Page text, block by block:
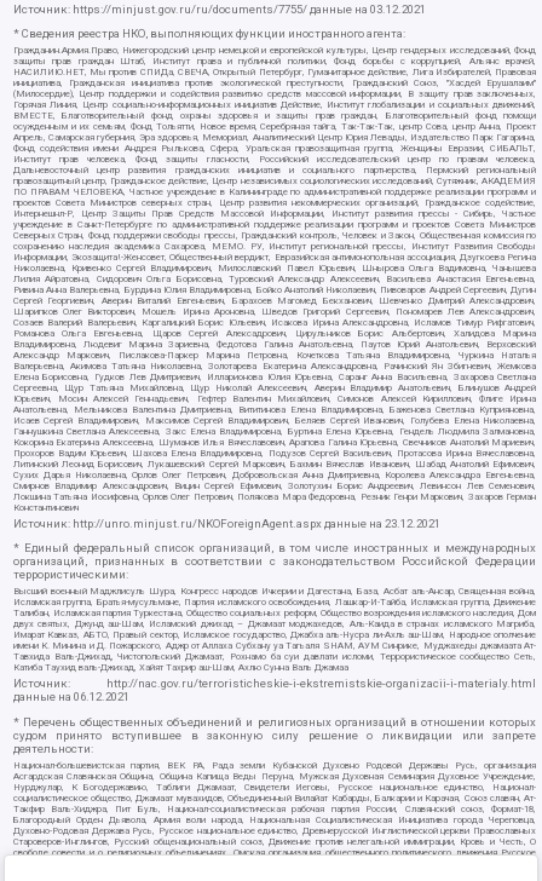
Источник: https://minjust.gov.ru/ru/documents/7755/данные на 03.12.2021
* Сведения реестра НКО, выполняющих функции иностранного агента:
Гражданин.Армия.Право, Нижегородский центр немецкой и европейской культуры, Центр гендерных исследований, Фонд
защиты прав граждан Штаб, Институт права и публичной политики, Фонд борьбы с коррупцией, Альянс врачей,
НАСИЛИЮ.НЕТ, Мы против СПИДа, СВЕЧА, Открытый Петербург, Гуманитарное действие, Лига Избирателей, Правовая
инициатива, Гражданская инициатива против экологической преступности, Гражданский Союз, "Хасдей Ерушалаим"
(Милосердие), Центр поддержки и содействия развитию средств массовой информации, В защиту прав заключенных,
Горячая Линия, Центр социально-информационных инициатив Действие, Институт глобализации и социальных движений,
ВМЕСТЕ, Благотворительный фонд охраны здоровья и защиты прав граждан, Благотворительный фонд помощи
осужденным и их семьям, Фонд Тольятти, Новое время, Серебряная тайга, Так-Так-Так, центр Сова, центр Анна, Проект
Апрель, Самарская губерния, Эра здоровья, Мемориал, Аналитический Центр Юрия Левады, Издательство Парк Гагарина,
Фонд содействия имени Андрея Рылькова, Сфера, Уральская правозащитная группа, Женщины Евразии, СИБАЛЬТ,
Институт прав человека, Фонд защиты гласности, Российский исследовательский центр по правам человека,
Дальневосточный центр развития гражданских инициатив и социального партнерства, Пермский региональный
правозащитный центр, Гражданское действие, Центр независимых социологических исследований, Сутяжник, АКАДЕМИЯ
ПО ПРАВАМ ЧЕЛОВЕКА, Частное учреждение в Калининграде по административной поддержке реализации программ и
проектов Совета Министров северных стран, Центр развития некоммерческих организаций, Гражданское содействие,
Интернешнл-Р, Центр Защиты Прав Средств Массовой Информации, Институт развития прессы - Сибирь, Частное
учреждение в Санкт-Петербурге по административной поддержке реализации программ и проектов Совета Министров
Северных Стран, Фонд поддержки свободы прессы, Гражданский контроль, Человек и Закон, Общественная комиссия по
сохранению наследия академика Сахарова, МЕМО. РУ, Институт региональной прессы, Институт Развития Свободы
Информации, Экозащита!-Женсовет, Общественный вердикт, Евразийская антимонопольная ассоциация, Дзугкоева Регина
Николаевна, Кривенко Сергей Владимирович, Милославский Павел Юрьевич, Шнырова Ольга Вадимовна, Чанышева
Лилия Айратовна, Сидорович Ольга Борисовна, Туровский Александр Алексеевич, Васильева Анастасия Евгеньевна,
Ривина Анна Валерьевна, Бурдина Юлия Владимировна, Бойко Анатолий Николаевич, Пивоваров Андрей Сергеевич, Дугин
Сергей Георгиевич, Аверин Виталий Евгеньевич, Барахоев Магомед Бекханович, Шевченко Дмитрий Александрович,
Шарипков Олег Викторович, Мошель Ирина Ароновна, Шведов Григорий Сергеевич, Пономарев Лев Александрович,
Созаев Валерий Валерьевич, Каргалицкий Борис Юльевич, Исакова Ирина Александровна, Исламов Тимур Рифгатович,
Романова Ольга Евгеньевна, Щаров Сергей Алексадрович, Цирульников Борис Альбертович, Халидова Марина
Владимировна, Людевиг Марина Зариевна, Федотова Галина Анатольевна, Паутов Юрий Анатольевич, Верховский
Александр Маркович, Пислакова-Паркер Марина Петровна, Кочеткова Татьяна Владимировна, Чуркина Наталья
Валерьевна, Акимова Татьяна Николаевна, Золотарева Екатерина Александровна, Рачинский Ян Збигневич, Жемкова
Елена Борисовна, Гудков Лев Дмитриевич, Илларионова Юлия Юрьевна, Саранг Анна Васильевна, Захарова Светлана
Сергеевна, Щур Татьяна Михайловна, Щур Николай Алексеевич, Аверин Владимир Анатольевич, Блинушов Андрей
Юрьевич, Мосин Алексей Геннадьевич, Гефтер Валентин Михайлович, Симонов Алексей Кириллович, Флиге Ирина
Анатольевна, Мельникова Валентина Дмитриевна, Вититинова Елена Владимировна, Баженова Светлана Куприяновна,
Исаев Сергей Владимирович, Максимов Сергей Владимирович, Беляев Сергей Иванович, Голубева Елена Николаевна,
Ганнушкина Светлана Алексеевна, Закс Елена Владимировна, Буртина Елена Юрьевна, Гендель Людмила Залмановна,
Кокорина Екатерина Алексеевна, Шуманов Илья Вячеславович, Арапова Галина Юрьевна, Свечников Анатолий Мариевич,
Прохоров Вадим Юрьевич, Шахова Елена Владимировна, Подузов Сергей Васильевич, Протасова Ирина Вячеславовна,
Литинский Леонид Борисович, Лукашевский Сергей Маркович, Бахмин Вячеслав Иванович, Шабад Анатолий Ефимович,
Сухих Дарья Николаевна, Орлов Олег Петрович, Добровольская Анна Дмитриевна, Королева Александра Евгеньевна,
Смирнов Владимир Александрович, Вицин Сергей Ефимович, Золотухин Борис Андреевич, Левинсон Лев Семенович,
Локшина Татьяна Иосифовна, Орлов Олег Петрович, Полякова Мара Федоровна, Резник Генри Маркович, Захаров Герман
Константинович
Источник: http://unro.minjust.ru/NKOForeignAgent.aspxданные на 23.12.2021
* Единый федеральный список организаций, в том числе иностранных и международных
организаций, признанных в соответствии с законодательством Российской Федерации
террористическими:
Высший военный Маджлисуль Шура, Конгресс народов Ичкерии и Дагестана, База, Асбат аль-Ансар, Священная война,
Исламская группа, Братья-мусульмане, Партия исламского освобождения, Лашкар-И-Тайба, Исламская группа, Движение
Талибан, Исламская партия Туркестана, Общество социальных реформ, Общество возрождения исламского наследия, Дом
двух святых, Джунд аш-Шам, Исламский джихад – Джамаат моджахедов, Аль-Каида в странах исламского Магриба,
Имарат Кавказ, АБТО, Правый сектор, Исламское государство, Джабха аль-Нусра ли-Ахль аш-Шам, Народное ополчение
имени К. Минина и Д. Пожарского, Аджр от Аллаха Субхану уа Тагьаля SHAM, АУМ Синрике, Муджахеды джамаата Ат-
Тавхида Валь-Джихад, Чистопольский Джамаат, Рохнамо ба суи давлати исломи, Террористическое сообщество Сеть,
Катиба Таухид валь-Джихад, Хайят Тахрир аш-Шам, Ахлю Сунна Валь Джамаа
Источник: http://nac.gov.ru/terroristicheskie-i-ekstremistskie-organizacii-i-materialy.html
данные на 06.12.2021
* Перечень общественных объединений и религиозных организаций в отношении которых
судом принято вступившее в законную силу решение о ликвидации или запрете
деятельности:
Национал-большевистская партия, ВЕК РА, Рада земли Кубанской Духовно Родовой Державы Русь, организация
Асгардская Славянская Община, Община Капища Веды Перуна, Мужская Духовная Семинария Духовное Учреждение,
Нурджулар, К Богодержавию, Таблиги Джамаат, Свидетели Иеговы, Русское национальное единство, Национал-
социалистическое общество, Джамаат мувахидов, Объединенный Вилайат Кабарды, Балкарии и Карачая, Союз славян, Ат-
Такфир Валь-Хиджра, Пит Буль, Национал-социалистическая рабочая партия России, Славянский союз, Формат-18,
Благородный Орден Дьявола, Армия воли народа, Национальная Социалистическая Инициатива города Череповца,
Духовно-Родовая Держава Русь, Русское национальное единство, Древнерусской Инглистической церкви Православных
Староверов-Инглингов, Русский общенациональный союз, Движение против нелегальной иммиграции, Кровь и Честь, О
свободе совести и о религиозных объединениях, Омская организация общественного политического движения Русское